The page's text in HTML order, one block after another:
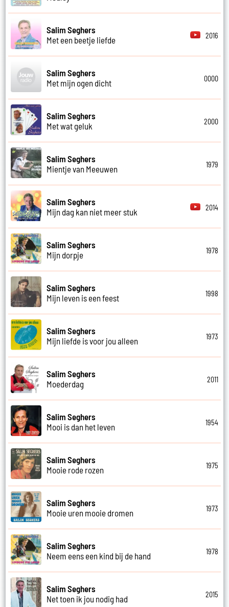
Salim Seghers
Met een beetje liefde
2016
Salim Seghers
Met mijn ogen dicht
0000
Salim Seghers
Met wat geluk
2000
Salim Seghers
Mientje van Meeuwen
1979
Salim Seghers
Mijn dag kan niet meer stuk
2014
Salim Seghers
Mijn dorpje
1978
Salim Seghers
Mijn leven is een feest
1998
Salim Seghers
Mijn liefde is voor jou alleen
1973
Salim Seghers
Moederdag
2011
Salim Seghers
Mooi is dan het leven
1954
Salim Seghers
Mooie rode rozen
1975
Salim Seghers
Mooie uren mooie dromen
1973
Salim Seghers
Neem eens een kind bij de hand
1978
Salim Seghers
Net toen ik jou nodig had
2015